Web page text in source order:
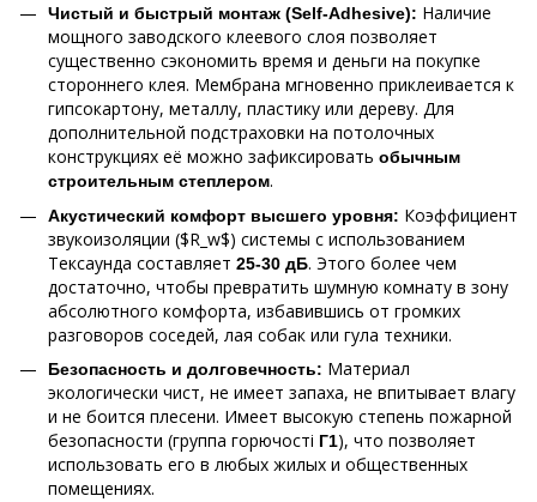
Чистый и быстрый монтаж (Self-Adhesive): Наличие
мощного заводского клеевого слоя позволяет
существенно сэкономить время и деньги на покупке
стороннего клея. Мембрана мгновенно приклеивается к
гипсокартону, металлу, пластику или дереву. Для
дополнительной подстраховки на потолочных
конструкциях её можно зафиксировать обычным
строительным степлером.
Акустический комфорт высшего уровня: Коэффициент
звукоизоляции ($R_w$) системы с использованием
Тексаунда составляет 25-30 дБ. Этого более чем
достаточно, чтобы превратить шумную комнату в зону
абсолютного комфорта, избавившись от громких
разговоров соседей, лая собак или гула техники.
Безопасность и долговечность: Материал
экологически чист, не имеет запаха, не впитывает влагу
и не боится плесени. Имеет высокую степень пожарной
безопасности (группа горючості Г1), что позволяет
использовать его в любых жилых и общественных
помещениях.